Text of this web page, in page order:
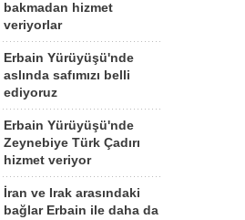
bakmadan hizmet
veriyorlar
Erbain Yürüyüşü'nde
aslında safımızı belli
ediyoruz
Erbain Yürüyüşü'nde
Zeynebiye Türk Çadırı
hizmet veriyor
İran ve Irak arasındaki
bağlar Erbain ile daha da